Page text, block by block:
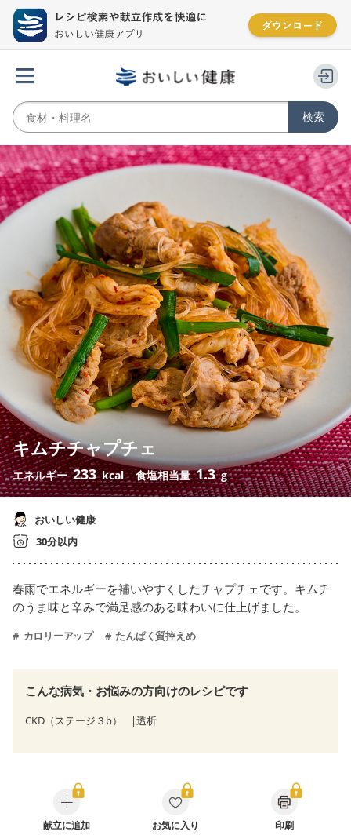
キムチチャプチェ
エネルギー233 kcal 食塩相当量1.3 g
おいしい健康
30分以内
春雨でエネルギーを補いやすくしたチャプチェです。キムチ
のうま味と辛みで満足感のある味わいに仕上げました。
カロリーアップ たんぱく質控えめ
こんな病気・お悩みの方向けのレシピです
CKD（ステージ３b） 透析
献立に追加 お気に入り 印刷